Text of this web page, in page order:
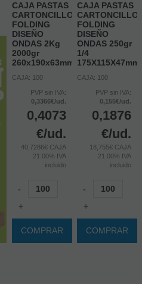
CAJA PASTAS
CARTONCILLO
FOLDING
DISEÑO
ONDAS 2Kg
2000gr
260x190x63mm
CAJA: 100
PVP sin IVA:
0,3366€/ud.
0,4073
€/ud.
40,7286€ CAJA
21.00% IVA
incluido
-
+
COMPRAR
CAJA PASTAS
CARTONCILLO
FOLDING
DISEÑO
ONDAS 250gr
1/4
175X115X47mm
CAJA: 100
PVP sin IVA:
0,155€/ud.
0,1876
€/ud.
18,755€ CAJA
21.00% IVA
incluido
-
+
COMPRAR